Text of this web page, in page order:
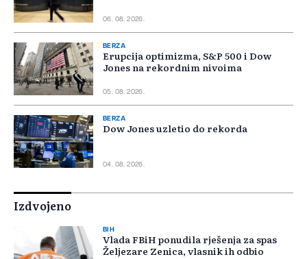
06. 08. 2026.
BERZA
Erupcija optimizma, S&P 500 i Dow
Jones na rekordnim nivoima
05. 08. 2026.
BERZA
Dow Jones uzletio do rekorda
04. 08. 2026.
Izdvojeno
BIH
Vlada FBiH ponudila rješenja za spas
Željezare Zenica, vlasnik ih odbio